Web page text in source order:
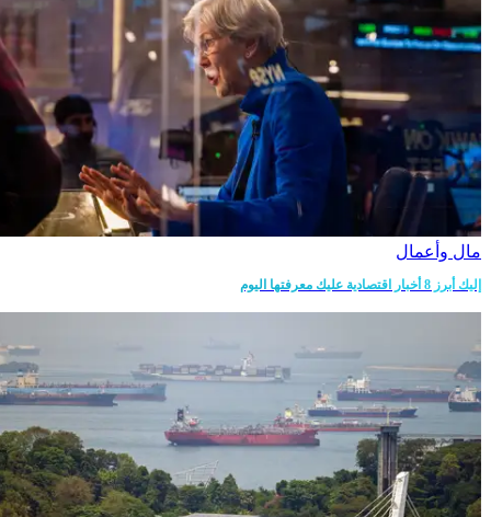
مال وأعمال
إليك أبرز 8 أخبار اقتصادية عليك معرفتها اليوم